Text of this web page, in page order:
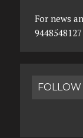
For news